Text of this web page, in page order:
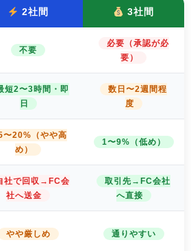
2社間 3社間
不要
必要（承認が必
要）
短2〜3時間・即
日
数日〜2週間程
度
〜20%（やや高
め）
1〜9%（低め）
社で回収→FC会
社へ送金
取引先→FC会社
へ直接
やや厳しめ 通りやすい